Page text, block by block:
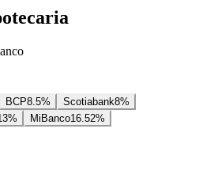
BCP8.5% Scotiabank8%
% MiBanco16.52%